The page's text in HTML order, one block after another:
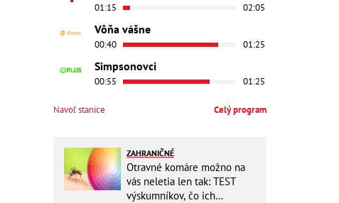
01:15 02:05
Vôňa vášne
00:40 01:25
Simpsonovci
00:55 01:25
Navoľ stanice Celý program
ZAHRANIČNÉ
Otravné komáre možno na
vás neletia len tak: TEST
výskumníkov, čo ich